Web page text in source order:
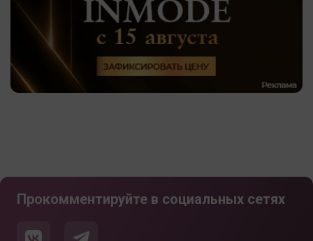
Прокомментируйте в социальных сетях